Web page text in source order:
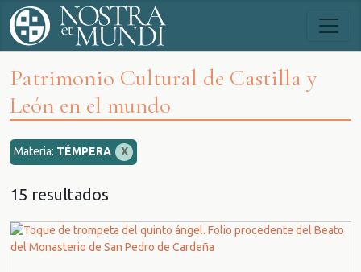
Patrimonio Cultural de Castilla y
León en el mundo
Materia: TÉMPERA X
15 resultados